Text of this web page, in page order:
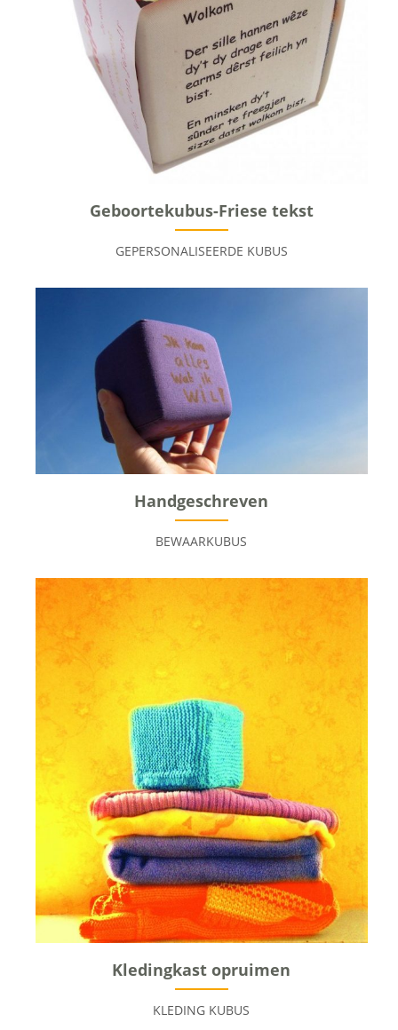
Geboortekubus-Friese tekst
GEPERSONALISEERDE KUBUS
Handgeschreven
BEWAARKUBUS
Kledingkast opruimen
KLEDING KUBUS